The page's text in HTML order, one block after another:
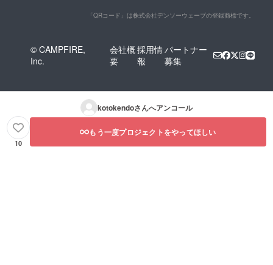
「QRコード」は株式会社デンソーウェーブの登録商標です。
© CAMPFIRE,
Inc.
会社概
要
採用情
報
パートナー
募集
kotokendoさんへアンコール
10
もう一度プロジェクトをやってほしい